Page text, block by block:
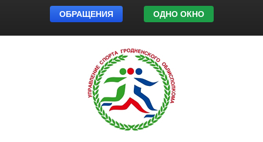
ОБРАЩЕНИЯ ОДНО ОКНО